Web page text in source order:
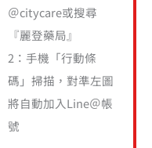
＠citycare或搜尋
『麗登藥局』
2：手機「行動條
碼」掃描，對準左圖
將自動加入Line＠帳
號